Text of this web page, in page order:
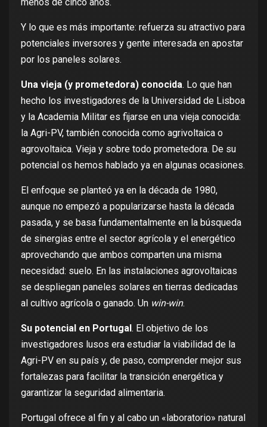
Y lo que es más importante: refuerza su atractivo para
potenciales inversores y gente interesada en apostar
por los paneles solares.
Una vieja (y prometedora) conocida. Lo que han
hecho los investigadores de la Universidad de Lisboa
y la Academia Militar es fijarse en una vieja conocida:
la Agri-PV, también conocida como agrivoltaica o
agrovoltaica. Vieja y sobre todo prometedora. De su
potencial os hemos hablado ya en algunas ocasiones.
El enfoque se planteó ya en la década de 1980,
aunque no empezó a popularizarse hasta la década
pasada, y se basa fundamentalmente en la búsqueda
de sinergias entre el sector agrícola y el energético
aprovechando que ambos comparten una misma
necesidad: suelo. En las instalaciones agrovoltaicas
se despliegan paneles solares en tierras dedicadas
al cultivo agrícola o ganado. Un win-win.
Su potencial en Portugal. El objetivo de los
investigadores lusos era estudiar la viabilidad de la
Agri-PV en su país y, de paso, comprender mejor sus
fortalezas para facilitar la transición energética y
garantizar la seguridad alimentaria.
Portugal ofrece al fin y al cabo un «laboratorio» natural